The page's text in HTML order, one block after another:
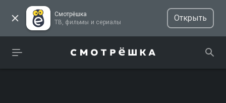
Смотрёшка
ТВ, фильмы и сериалы
Открыть